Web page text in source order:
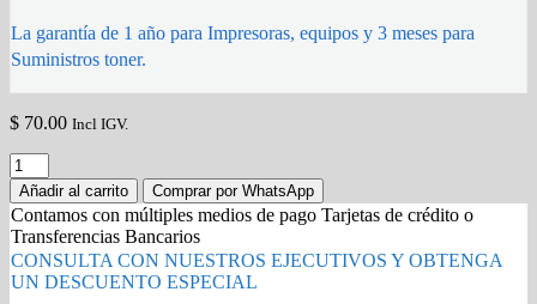
La garantía de 1 año para Impresoras, equipos y 3 meses para
Suministros toner.
$ 70.00 Incl IGV.
MEMORIA
RAM
KINGSTON
DDR4
HX
FURY
4GB
Añadir al carrito Comprar por WhatsApp
Contamos con múltiples medios de pago Tarjetas de crédito o
Transferencias Bancarios
CONSULTA CON NUESTROS EJECUTIVOS Y OBTENGA
UN DESCUENTO ESPECIAL